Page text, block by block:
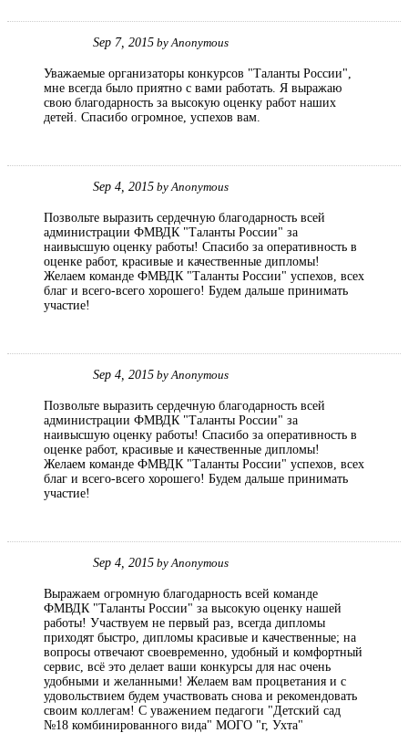
Sep 7, 2015 by Anonymous
Уважаемые организаторы конкурсов "Таланты России",
мне всегда было приятно с вами работать. Я выражаю
свою благодарность за высокую оценку работ наших
детей. Спасибо огромное, успехов вам.
Sep 4, 2015 by Anonymous
Позвольте выразить сердечную благодарность всей
администрации ФМВДК "Таланты России" за
наивысшую оценку работы! Спасибо за оперативность в
оценке работ, красивые и качественные дипломы!
Желаем команде ФМВДК "Таланты России" успехов, всех
благ и всего-всего хорошего! Будем дальше принимать
участие!
Sep 4, 2015 by Anonymous
Позвольте выразить сердечную благодарность всей
администрации ФМВДК "Таланты России" за
наивысшую оценку работы! Спасибо за оперативность в
оценке работ, красивые и качественные дипломы!
Желаем команде ФМВДК "Таланты России" успехов, всех
благ и всего-всего хорошего! Будем дальше принимать
участие!
Sep 4, 2015 by Anonymous
Выражаем огромную благодарность всей команде
ФМВДК "Таланты России" за высокую оценку нашей
работы! Участвуем не первый раз, всегда дипломы
приходят быстро, дипломы красивые и качественные; на
вопросы отвечают своевременно, удобный и комфортный
сервис, всё это делает ваши конкурсы для нас очень
удобными и желанными! Желаем вам процветания и с
удовольствием будем участвовать снова и рекомендовать
своим коллегам! С уважением педагоги "Детский сад
№18 комбинированного вида" МОГО "г, Ухта"